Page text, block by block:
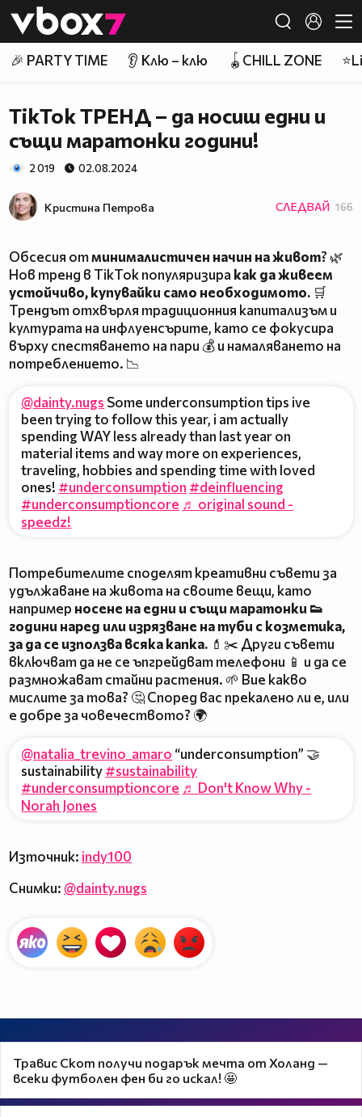
👾
🎉 PARTY TIME 👂 Клю – клю 🪀CHILL ZONE
TikTok ТРЕНД – да носиш едни и
същи маратонки години!
2 019 02.08.2024
Кристина Петрова СЛЕДВАЙ 166
Обсесия отминималистичен начин на живот? 🌿
Нов тренд в TikTok популяризира как да живеем
устойчиво, купувайки само необходимото. 🛒
Трендът отхвърля традиционния капитализъм и
културата на инфлуенсърите, като се фокусира
върху спестяването на пари 💰 и намаляването на
потреблението. 📉
@dainty.nugs Some underconsumption tips ive
been trying to follow this year, i am actually
spending WAY less already than last year on
material items and way more on experiences,
traveling, hobbies and spending time with loved
ones! #underconsumption #deinfluencing
#underconsumptioncore ♬ original sound -
speedz!
Потребителите споделят креативни съвети за
удължаване на живота на своите вещи, като
например носене на едни и същи маратонки 👟
години наред или изрязване на туби с козметика,
за да се използва всяка капка. 💄✂️ Други съвети
включват да не се ъпгрейдват телефони 📱 и да се
размножават стайни растения. 🌱 Вие какво
мислите за това? 🤔 Според вас прекалено ли е, или
е добре за човечеството? 🌍
@natalia_trevino_amaro “underconsumption” 🤝
sustainability#sustainability
#underconsumptioncore ♬ Don't Know Why -
Norah Jones
Източник: indy100
Снимки: @dainty.nugs
Травис Скот получи подарък мечта от Холанд —
всеки футболен фен би го искал! 🤩